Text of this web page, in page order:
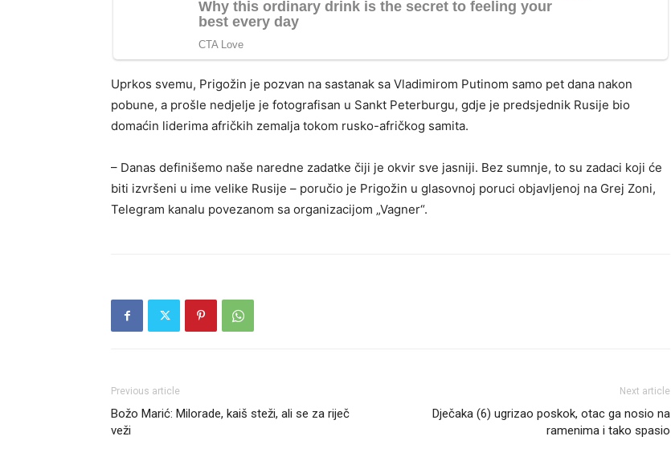
Uprkos svemu, Prigožin je pozvan na sastanak sa Vladimirom Putinom samo pet dana nakon
pobune, a prošle nedjelje je fotografisan u Sankt Peterburgu, gdje je predsjednik Rusije bio
domaćin liderima afričkih zemalja tokom rusko-afričkog samita.
– Danas definišemo naše naredne zadatke čiji je okvir sve jasniji. Bez sumnje, to su zadaci koji će
biti izvršeni u ime velike Rusije – poručio je Prigožin u glasovnoj poruci objavljenoj na Grej Zoni,
Telegram kanalu povezanom sa organizacijom „Vagner“.
Previous article
Božo Marić: Milorade, kaiš steži, ali se za riječ
veži
Next article
Dječaka (6) ugrizao poskok, otac ga nosio na
ramenima i tako spasio